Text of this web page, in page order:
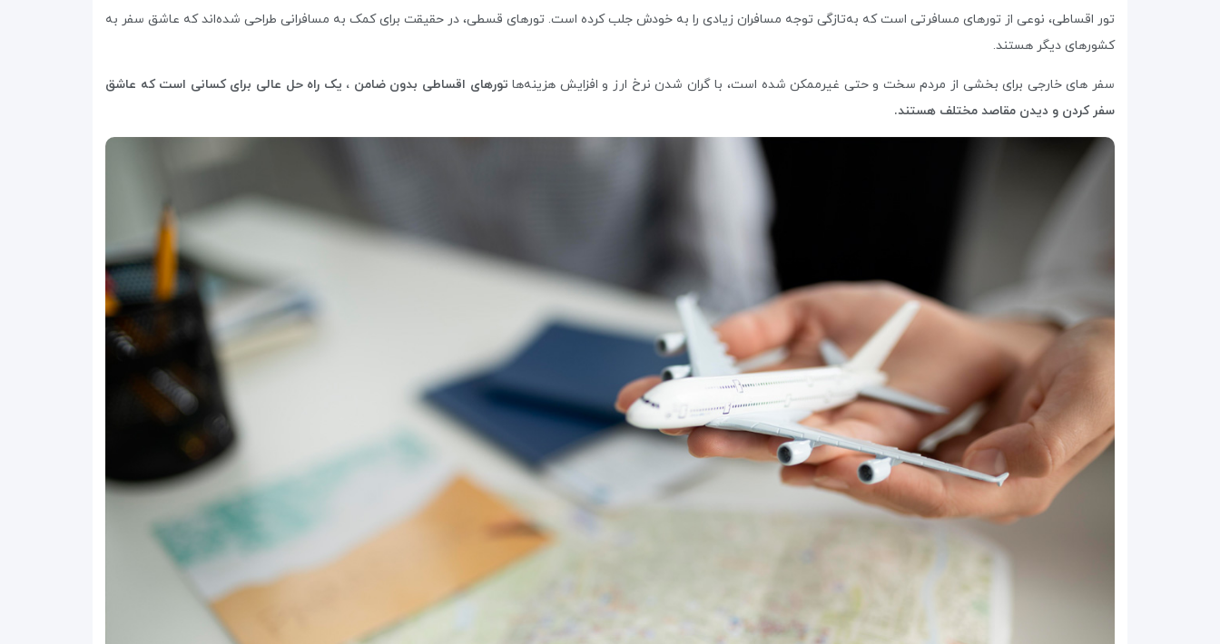
تور اقساطی، نوعی از تورهای مسافرتی است که به‌تازگی توجه مسافران زیادی را به خودش جلب کرده است. تورهای قسطی، در حقیقت برای کمک به مسافرانی طراحی شده‌اند که عاشق سفر به
کشورهای دیگر هستند.
سفر های خارجی برای بخشی از مردم سخت و حتی غیرممکن شده است، با گران شدن نرخ ارز و افزایش هزینه‌ها تورهای اقساطی بدون ضامن ، یک راه حل عالی برای کسانی است که عاشق
سفر کردن و دیدن مقاصد مختلف هستند.